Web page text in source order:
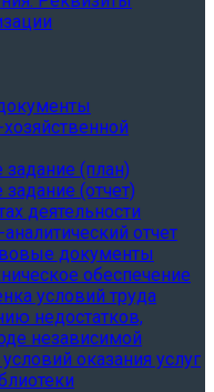
задание (план)
(отчет)
деятельности
отчет
документы
обеспечение
условий труда
недостатков,
независимой
оказания услуг